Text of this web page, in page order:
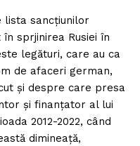
lista sancțiunilor
sprjinirea Rusiei în
legături, care au ca
de afaceri german,
și despre care presa
și finanțator al lui
2012-2022, când
dimineață,